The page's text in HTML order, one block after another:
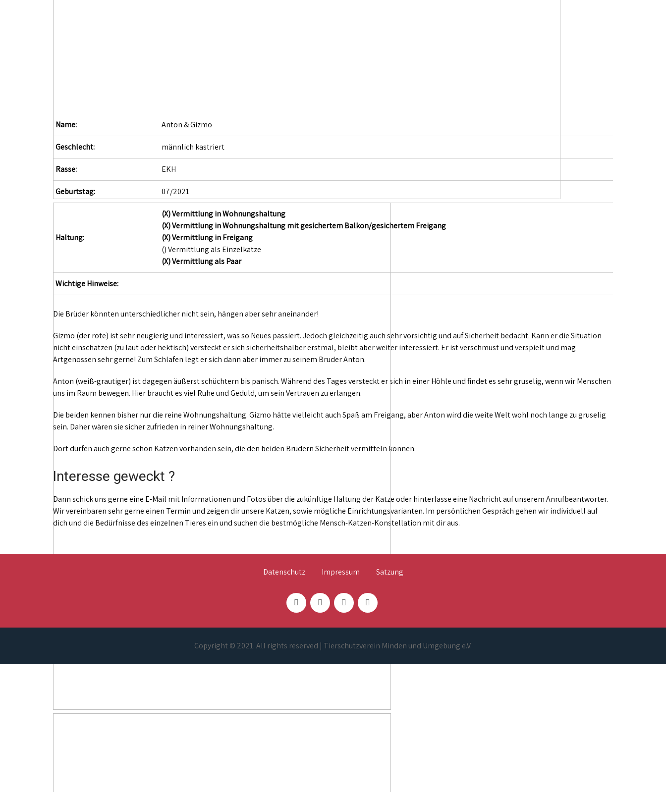
Name: Anton & Gizmo
Geschlecht: männlich kastriert
Rasse: EKH
Geburtstag: 07/2021
Haltung:
(X) Vermittlung in Wohnungshaltung
(X) Vermittlung in Wohnungshaltung mit gesichertem Balkon/gesichertem Freigang
(X) Vermittlung in Freigang
() Vermittlung als Einzelkatze
(X) Vermittlung als Paar
Wichtige Hinweise:
Die Brüder könnten unterschiedlicher nicht sein, hängen aber sehr aneinander!
Gizmo (der rote) ist sehr neugierig und interessiert, was so Neues passiert. Jedoch gleichzeitig auch sehr vorsichtig und auf Sicherheit bedacht. Kann er die Situation
nicht einschätzen (zu laut oder hektisch) versteckt er sich sicherheitshalber erstmal, bleibt aber weiter interessiert. Er ist verschmust und verspielt und mag
Artgenossen sehr gerne! Zum Schlafen legt er sich dann aber immer zu seinem Bruder Anton.
Anton (weiß-grautiger) ist dagegen äußerst schüchtern bis panisch. Während des Tages versteckt er sich in einer Höhle und findet es sehr gruselig, wenn wir Menschen
uns im Raum bewegen. Hier braucht es viel Ruhe und Geduld, um sein Vertrauen zu erlangen.
Die beiden kennen bisher nur die reine Wohnungshaltung. Gizmo hätte vielleicht auch Spaß am Freigang, aber Anton wird die weite Welt wohl noch lange zu gruselig
sein. Daher wären sie sicher zufrieden in reiner Wohnungshaltung.
Dort dürfen auch gerne schon Katzen vorhanden sein, die den beiden Brüdern Sicherheit vermitteln können.
Interesse geweckt ?
Dann schick uns gerne eine E-Mail mit Informationen und Fotos über die zukünftige Haltung der Katze oder hinterlasse eine Nachricht auf unserem Anrufbeantworter.
Wir vereinbaren sehr gerne einen Termin und zeigen dir unsere Katzen, sowie mögliche Einrichtungsvarianten. Im persönlichen Gespräch gehen wir individuell auf
dich und die Bedürfnisse des einzelnen Tieres ein und suchen die bestmögliche Mensch-Katzen-Konstellation mit dir aus.
Datenschutz Impressum Satzung
Copyright © 2021. All rights reserved | Tierschutzverein Minden und Umgebung e.V.